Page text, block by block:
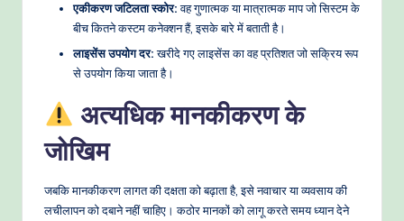
एकीकरण जटिलता स्कोर:वह गुणात्मक या मात्रात्मक माप जो सिस्टम के
बीच कितने कस्टम कनेक्शन हैं, इसके बारे में बताती है।
लाइसेंस उपयोग दर:खरीदे गए लाइसेंस का वह प्रतिशत जो सक्रिय रूप
से उपयोग किया जाता है।
अत्यधिक मानकीकरण के
जोखिम
जबकि मानकीकरण लागत की दक्षता को बढ़ाता है, इसे नवाचार या व्यवसाय की
लचीलापन को दबाने नहीं चाहिए। कठोर मानकों को लागू करते समय ध्यान देने